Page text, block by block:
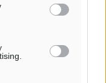
Κάρπαθο, για